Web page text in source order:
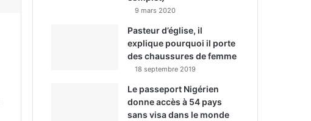
9 mars 2020
Pasteur d’église, il
explique pourquoi il porte
des chaussures de femme
18 septembre 2019
Le passeport Nigérien
donne accès à 54 pays
sans visa dans le monde